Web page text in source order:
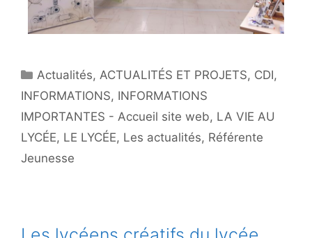
Actualités, ACTUALITÉS ET PROJETS, CDI,
INFORMATIONS, INFORMATIONS
IMPORTANTES - Accueil site web, LA VIE AU
LYCÉE, LE LYCÉE, Les actualités, Référente
Jeunesse